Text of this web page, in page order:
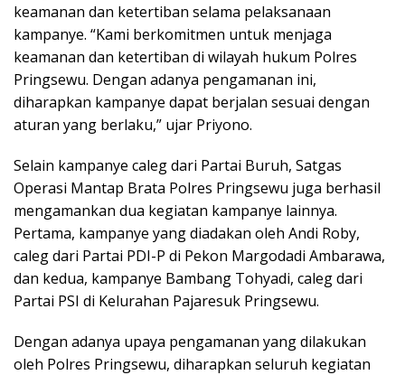
keamanan dan ketertiban selama pelaksanaan
kampanye. “Kami berkomitmen untuk menjaga
keamanan dan ketertiban di wilayah hukum Polres
Pringsewu. Dengan adanya pengamanan ini,
diharapkan kampanye dapat berjalan sesuai dengan
aturan yang berlaku,” ujar Priyono.
Selain kampanye caleg dari Partai Buruh, Satgas
Operasi Mantap Brata Polres Pringsewu juga berhasil
mengamankan dua kegiatan kampanye lainnya.
Pertama, kampanye yang diadakan oleh Andi Roby,
caleg dari Partai PDI-P di Pekon Margodadi Ambarawa,
dan kedua, kampanye Bambang Tohyadi, caleg dari
Partai PSI di Kelurahan Pajaresuk Pringsewu.
Dengan adanya upaya pengamanan yang dilakukan
oleh Polres Pringsewu, diharapkan seluruh kegiatan